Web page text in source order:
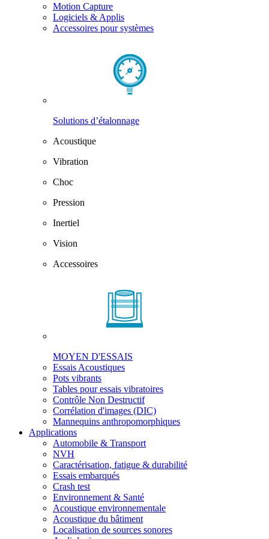
Motion Capture
Logiciels & Applis
Accessoires pour systèmes
Solutions d’étalonnage
Acoustique
Vibration
Choc
Pression
Inertiel
Vision
Accessoires
MOYEN D'ESSAIS
Essais Acoustiques
Pots vibrants
Tables pour essais vibratoires
Contrôle Non Destructif
Corrélation d'images (DIC)
Mannequins anthropomorphiques
Applications
Automobile & Transport
NVH
Caractérisation, fatigue & durabilité
Essais embarqués
Crash test
Environnement & Santé
Acoustique environnementale
Acoustique du bâtiment
Localisation de sources sonores